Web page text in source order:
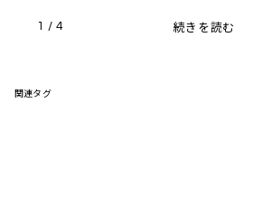
1 / 4 続きを読む
関連タグ